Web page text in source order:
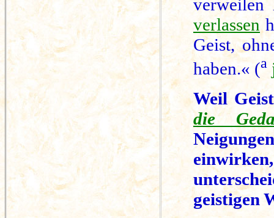
verweilen
verlassen
Geist,
haben.« (a
Weil
die
geistigen